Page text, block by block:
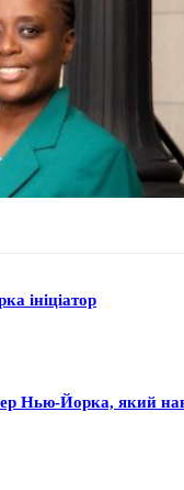
ініціатор
Нью-Йорка, який